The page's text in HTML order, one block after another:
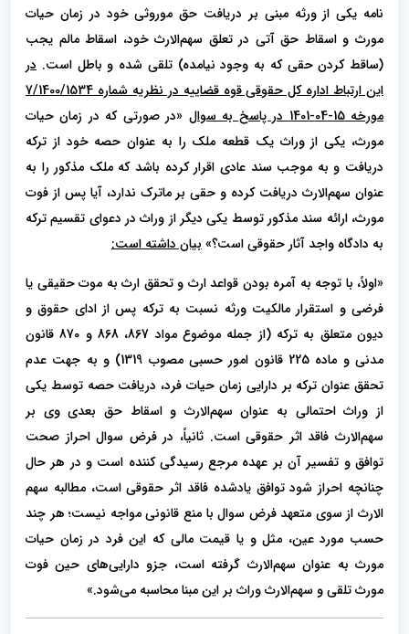
نامه یکی از ورثه مبنی بر دریافت حق موروثی خود در زمان حیات
مورث و اسقاط حق آتی در تعلق سهم‌الارث خود، اسقاط مالم یجب
(ساقط کردن حقی که به‌ وجود نیامده) تلقی شده و باطل است. در
این ارتباط اداره کل حقوقی قوه قضاییه در نظریه شماره 7/1400/1534
مورخه 15-04-1401 در پاسخ به سوال
«در صورتی که در زمان حیات
مورث، یکی از وراث یک قطعه ملک را به عنوان حصه خود از ترکه
دریافت و به موجب سند عادی اقرار کرده باشد که ملک مذکور را به
عنوان سهم‌الارث دریافت کرده و حقی بر ماترک ندارد، آیا پس از فوت
مورث، ارائه سند مذکور توسط یکی دیگر از وراث در دعوای تقسیم ترکه
به دادگاه واجد آثار حقوقی است؟»بیان داشته است:
«اولاً، با توجه به آمره بودن قواعد ارث و تحقق ارث به موت حقیقی یا
فرضی و استقرار مالکیت ورثه نسبت به ترکه پس از ادای حقوق و
دیون متعلق به ترکه (از جمله موضوع مواد 867، 868 و 870 قانون
مدنی و ماده 225 قانون امور حسبی مصوب 1319) و به جهت عدم
تحقق عنوان ترکه بر دارایی زمان حیات فرد، دریافت حصه توسط یکی
از وراث احتمالی به عنوان سهم‌الارث و اسقاط حق بعدی وی بر
سهم‌الارث فاقد اثر حقوقی است. ثانیاً، در فرض سوال احراز صحت
توافق و تفسیر آن بر عهده مرجع رسیدگی کننده است و در هر حال
چنانچه احراز شود توافق یاد‌شده فاقد اثر حقوقی است، مطالبه سهم
الارث از سوی متعهد فرض سوال با منع قانونی مواجه نیست؛ هر چند
حسب مورد عین، مثل و یا قیمت مالی که این فرد در زمان حیات
مورث به عنوان سهم‌الارث گرفته است، جزو دارایی‌های حین فوت
مورث تلقی و سهم‌الارث وراث بر این مبنا محاسبه می‌شود.»